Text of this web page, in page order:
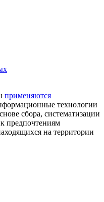
применяются
технологии
сбора, систематизации
предпочтениям
на территории